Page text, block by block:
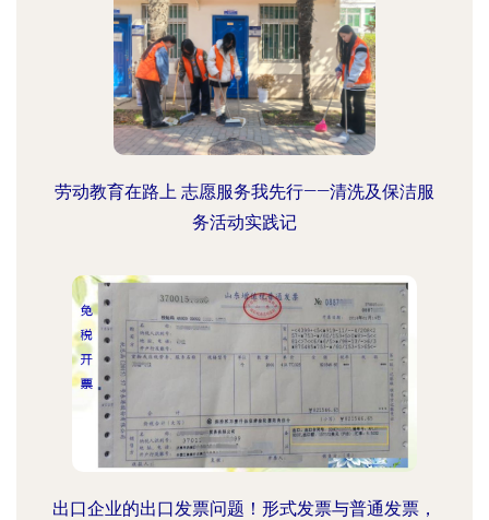
劳动教育在路上 志愿服务我先行——清洗及保洁服
务活动实践记
出口企业的出口发票问题！形式发票与普通发票，